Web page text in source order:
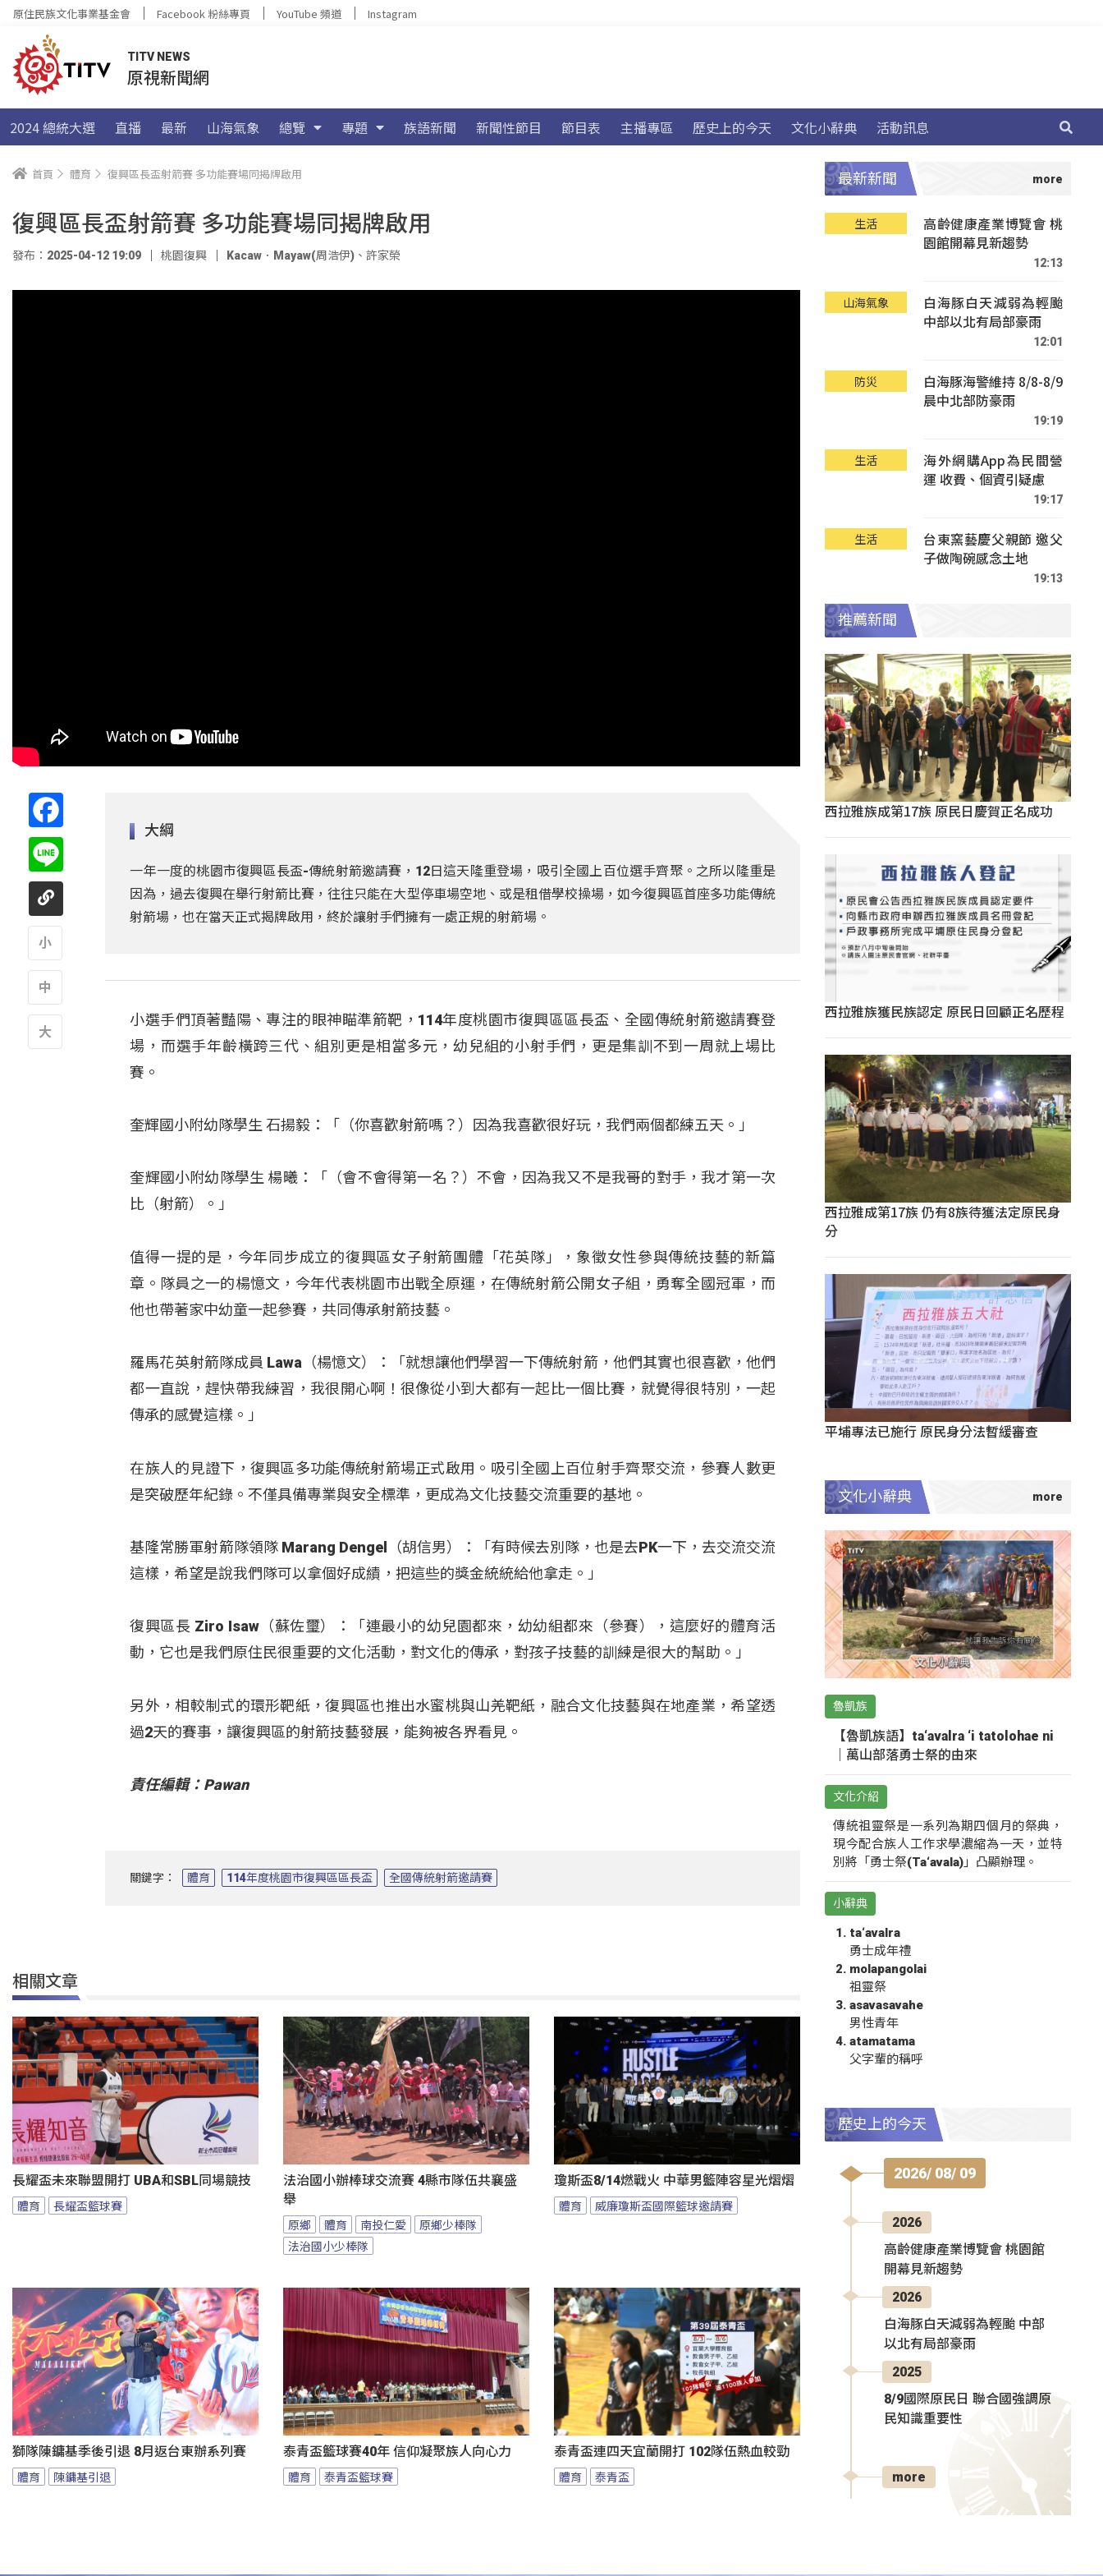
原住民族文化事業基金會 Facebook 粉絲專頁 YouTube 頻道 Instagram
TITV NEWS
原視新聞網
2024 總統大選 直播 最新 山海氣象 總覽 專題 族語新聞 新聞性節目 節目表 主播專區 歷史上的今天 文化小辭典 活動訊息
首頁 體育 復興區長盃射箭賽 多功能賽場同揭牌啟用
復興區長盃射箭賽 多功能賽場同揭牌啟用
發布：2025-04-12 19:09 桃園復興 Kacaw．Mayaw(周浩伊) 、 許家榮
大綱
一年一度的桃園市復興區長盃-傳統射箭邀請賽，12日這天隆重登場，吸引全國上百位選手齊聚。之所以隆重是
因為，過去復興在舉行射箭比賽，往往只能在大型停車場空地、或是租借學校操場，如今復興區首座多功能傳統
射箭場，也在當天正式揭牌啟用，終於讓射手們擁有一處正規的射箭場。
小選手們頂著豔陽、專注的眼神瞄準箭靶，114年度桃園市復興區區長盃、全國傳統射箭邀請賽登
場，而選手年齡橫跨三代、組別更是相當多元，幼兒組的小射手們，更是集訓不到一周就上場比
賽。
奎輝國小附幼隊學生 石揚毅：「（你喜歡射箭嗎？）因為我喜歡很好玩，我們兩個都練五天。」
奎輝國小附幼隊學生 楊曦：「（會不會得第一名？）不會，因為我又不是我哥的對手，我才第一次
比（射箭）。」
值得一提的是，今年同步成立的復興區女子射箭團體「花英隊」，象徵女性參與傳統技藝的新篇
章。隊員之一的楊憶文，今年代表桃園市出戰全原運，在傳統射箭公開女子組，勇奪全國冠軍，而
他也帶著家中幼童一起參賽，共同傳承射箭技藝。
羅馬花英射箭隊成員 Lawa（楊憶文）：「就想讓他們學習一下傳統射箭，他們其實也很喜歡，他們
都一直說，趕快帶我練習，我很開心啊！很像從小到大都有一起比一個比賽，就覺得很特別，一起
傳承的感覺這樣。」
在族人的見證下，復興區多功能傳統射箭場正式啟用。吸引全國上百位射手齊聚交流，參賽人數更
是突破歷年紀錄。不僅具備專業與安全標準，更成為文化技藝交流重要的基地。
基隆常勝軍射箭隊領隊 Marang Dengel（胡信男）：「有時候去別隊，也是去PK一下，去交流交流
這樣，希望是說我們隊可以拿個好成績，把這些的獎金統統給他拿走。」
復興區長 Ziro Isaw（蘇佐璽）：「連最小的幼兒園都來，幼幼組都來（參賽），這麼好的體育活
動，它也是我們原住民很重要的文化活動，對文化的傳承，對孩子技藝的訓練是很大的幫助。」
另外，相較制式的環形靶紙，復興區也推出水蜜桃與山羌靶紙，融合文化技藝與在地產業，希望透
過2天的賽事，讓復興區的射箭技藝發展，能夠被各界看見。
責任編輯：Pawan
關鍵字： 體育 114年度桃園市復興區區長盃 全國傳統射箭邀請賽
相關文章
長耀盃未來聯盟開打 UBA和SBL同場競技
體育 長耀盃籃球賽
法治國小辦棒球交流賽 4縣市隊伍共襄盛
舉
原鄉 體育 南投仁愛
原鄉少棒隊
法治國小少棒隊
瓊斯盃8/14燃戰火 中華男籃陣容星光熠熠
體育 威廉瓊斯盃國際籃球邀請賽
獅隊陳鏞基季後引退 8月返台東辦系列賽
體育 陳鏞基引退
泰青盃籃球賽40年 信仰凝聚族人向心力
體育 泰青盃籃球賽
泰青盃連四天宜蘭開打 102隊伍熱血較勁
體育 泰青盃
最新新聞
生活
高齡健康產業博覽會 桃
園館開幕見新趨勢
12:13
山海氣象
白海豚白天減弱為輕颱
中部以北有局部豪雨
12:01
防災
白海豚海警維持 8/8-8/9
晨中北部防豪雨
19:19
生活
海外網購App為民間營
運 收費、個資引疑慮
19:17
生活
台東窯藝慶父親節 邀父
子做陶碗感念土地
19:13
推薦新聞
西拉雅族成第17族 原民日慶賀正名成功
西拉雅族獲民族認定 原民日回顧正名歷程
西拉雅成第17族 仍有8族待獲法定原民身
分
平埔專法已施行 原民身分法暫緩審查
文化小辭典
魯凱族
【魯凱族語】ta‘avalra ‘i tatolohae ni
｜萬山部落勇士祭的由來
文化介紹
傳統祖靈祭是一系列為期四個月的祭典，
現今配合族人工作求學濃縮為一天，並特
別將「勇士祭(Ta‘avala)」凸顯辦理。
小辭典
ta‘avalra
勇士成年禮
molapangolai
祖靈祭
asavasavahe
男性青年
atamatama
父字輩的稱呼
歷史上的今天
2026/ 08/ 09
2026
高齡健康產業博覽會 桃園館
開幕見新趨勢
2026
白海豚白天減弱為輕颱 中部
以北有局部豪雨
2025
8/9國際原民日 聯合國強調原
民知識重要性
more